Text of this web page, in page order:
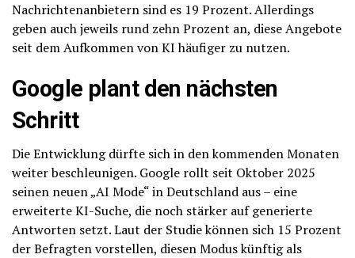
Nachrichtenanbietern sind es 19 Prozent. Allerdings
geben auch jeweils rund zehn Prozent an, diese Angebote
seit dem Aufkommen von KI häufiger zu nutzen.
Google plant den nächsten
Schritt
Die Entwicklung dürfte sich in den kommenden Monaten
weiter beschleunigen. Google rollt seit Oktober 2025
seinen neuen „AI Mode“ in Deutschland aus – eine
erweiterte KI-Suche, die noch stärker auf generierte
Antworten setzt. Laut der Studie können sich 15 Prozent
der Befragten vorstellen, diesen Modus künftig als